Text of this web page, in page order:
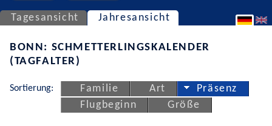
Tagesansicht Jahresansicht
BONN: SCHMETTERLINGSKALENDER
(TAGFALTER)
Sortierung: Familie Art
Präsenz
Flugbeginn
Größe